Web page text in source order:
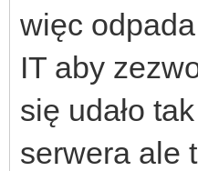
więc
IT aby
się udało
serwera ale